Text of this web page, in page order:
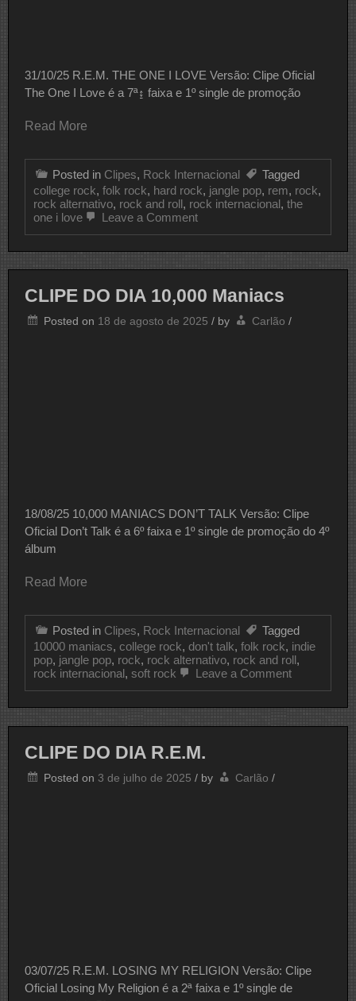
31/10/25 R.E.M. THE ONE I LOVE Versão: Clipe Oficial
The One I Love é a 7ª↨ faixa e 1º single de promoção
Read More
Posted in Clipes, Rock Internacional
Tagged
college rock, folk rock, hard rock, jangle pop, rem, rock,
rock alternativo, rock and roll, rock internacional, the
one i love
Leave a Commenton
R.E.M.
CLIPE DO DIA 10,000 Maniacs
Posted on 18 de agosto de 2025 / by Carlão /
18/08/25 10,000 MANIACS DON’T TALK Versão: Clipe
Oficial Don’t Talk é a 6º faixa e 1º single de promoção do 4º
álbum
Read More
Posted in Clipes, Rock Internacional
Tagged
10000 maniacs, college rock, don't talk, folk rock, indie
pop, jangle pop, rock, rock alternativo, rock and roll,
rock internacional, soft rock Leave a Commenton
10,000
CLIPE DO DIA R.E.M.
Posted on 3 de julho de 2025 / by Carlão /
03/07/25 R.E.M. LOSING MY RELIGION Versão: Clipe
Oficial Losing My Religion é a 2ª faixa e 1º single de